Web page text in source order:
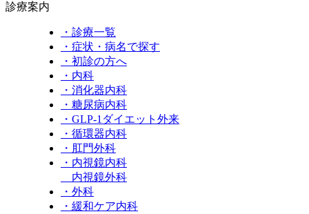
診療案内
・診療一覧
・症状・病名で探す
・初診の方へ
・内科
・消化器内科
・糖尿病内科
・GLP‐1ダイエット外来
・循環器内科
・肛門外科
・内視鏡内科
内視鏡外科
・外科
・緩和ケア内科